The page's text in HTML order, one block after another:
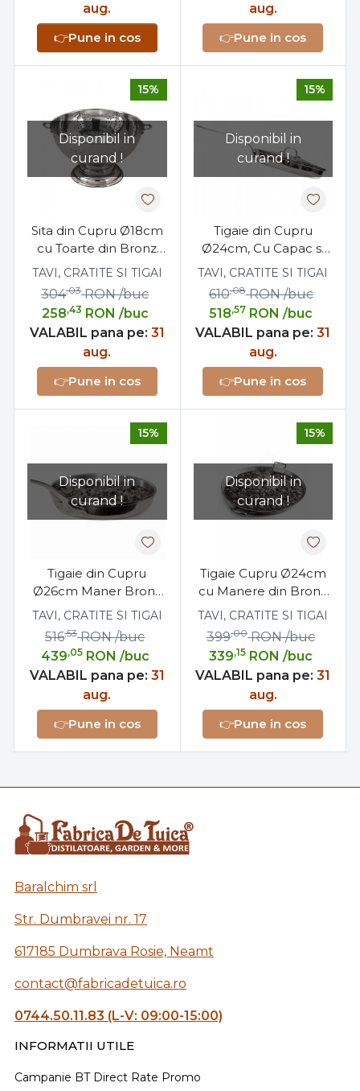
aug.
👉Pune in cos
aug.
👉Pune in cos
Disponibil in
curand !
15%
Sita din Cupru Ø18cm
cu Toarte din Bronz
pentru Bucatele Alese
TAVI, CRATITE SI TIGAI
258,43 RON /buc
304,03 RON /buc
VALABIL pana pe: 31
aug.
👉Pune in cos
Disponibil in
curand !
15%
Tigaie din Cupru
Ø24cm, Cu Capac si
Maner Bronz
TAVI, CRATITE SI TIGAI
518,57 RON /buc
610,08 RON /buc
VALABIL pana pe: 31
aug.
👉Pune in cos
Disponibil in
curand !
15%
Tigaie din Cupru
Ø26cm Maner Bronz
Profesionala
TAVI, CRATITE SI TIGAI
439,05 RON /buc
516,53 RON /buc
VALABIL pana pe: 31
aug.
👉Pune in cos
Disponibil in
curand !
15%
Tigaie Cupru Ø24cm
cu Manere din Bronz
pentru Paella Pizza si
Clatite
TAVI, CRATITE SI TIGAI
339,15 RON /buc
399,00 RON /buc
VALABIL pana pe: 31
aug.
👉Pune in cos
Baralchim srl
Str. Dumbravei nr. 17
617185 Dumbrava Rosie, Neamt
contact@fabricadetuica.ro
0744.50.11.83 (L-V: 09:00-15:00)
INFORMATII UTILE
Campanie BT Direct Rate Promo